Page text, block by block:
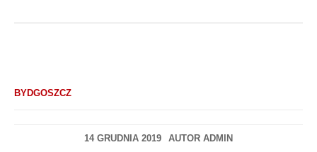
BYDGOSZCZ
14 GRUDNIA 2019 AUTOR ADMIN